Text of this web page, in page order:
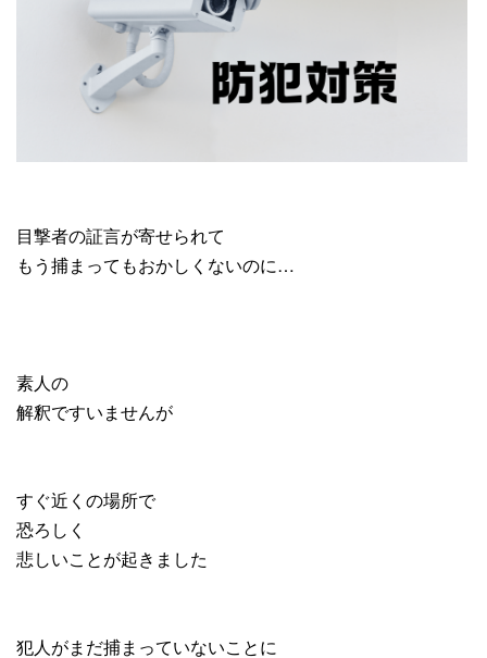
目撃者の証言が寄せられて
もう捕まってもおかしくないのに…
素人の
解釈ですいませんが
すぐ近くの場所で
恐ろしく
悲しいことが起きました
犯人がまだ捕まっていないことに